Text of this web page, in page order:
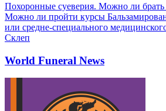
Похоронные суеверия. Можно ли
Можно ли пройти курсы
или средне-специального
Склеп
World Funeral News